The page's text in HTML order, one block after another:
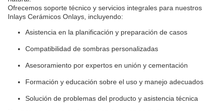
Ofrecemos soporte técnico y servicios integrales para nuestros
Inlays Cerámicos Onlays, incluyendo:
Asistencia en la planificación y preparación de casos
Compatibilidad de sombras personalizadas
Asesoramiento por expertos en unión y cementación
Formación y educación sobre el uso y manejo adecuados
Solución de problemas del producto y asistencia técnica